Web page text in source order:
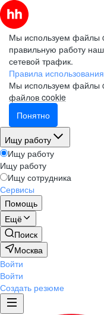
Мы используем файлы
правильную работу
сетевой трафик.
Правила
Мы используем файлы
файлов cookie
Понятно
Ищу работу
Ищу работу
Ищу работу
Ищу сотрудника
Сервисы
Помощь
Ещё
Поиск
Москва
Войти
Войти
Создать резюме